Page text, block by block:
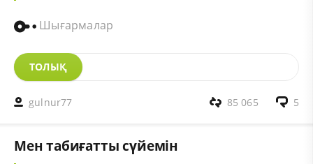
Шығармалар
ТОЛЫҚ
gulnur77 5
85 065
Мен табиғатты сүйемін